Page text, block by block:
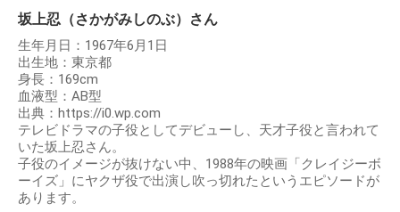
坂上忍（さかがみしのぶ）さん
生年月日：1967年6月1日
出生地：東京都
身長：169cm
血液型：AB型
出典：https://i0.wp.com
テレビドラマの子役としてデビューし、天才子役と言われて
いた坂上忍さん。
子役のイメージが抜けない中、1988年の映画「クレイジーボ
ーイズ」にヤクザ役で出演し吹っ切れたというエピソードが
あります。